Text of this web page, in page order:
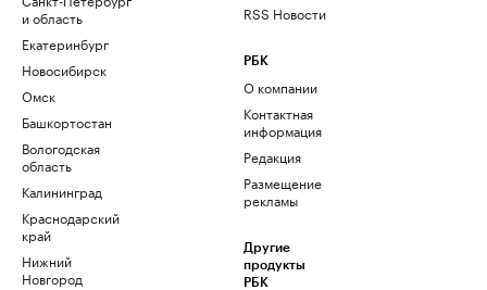
и область
Екатеринбург
Новосибирск
Омск
Башкортостан
Вологодская
область
Калининград
Краснодарский
край
Нижний
Новгород
RSS Новости
РБК
О компании
Контактная
информация
Редакция
Размещение
рекламы
Другие
продукты
РБК